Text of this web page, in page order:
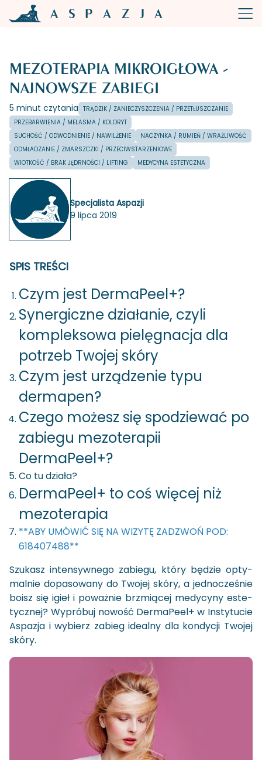
MEZOTERAPIA MIKROIGŁOWA -
NAJNOWSZE ZABIEGI
5 minut czytania TRĄDZIK / ZANIECZYSZCZENIA / PRZETŁUSZCZANIE
PRZEBARWIENIA / MELASMA / KOLORYT
SUCHOŚĆ / ODWODNIENIE / NAWILŻENIE
NACZYNKA / RUMIEŃ / WRAŻLIWOŚĆ
ODMŁADZANIE / ZMARSZCZKI / PRZECIWSTARZENIOWE
WIOTKOŚĆ / BRAK JĘDRNOŚCI / LIFTING
MEDYCYNA ESTETYCZNA
Specjalista Aspazji
9 lipca 2019
SPIS TREŚCI
Czym jest DermaPeel+?
Synergiczne działanie, czyli
kompleksowa pielęgnacja dla
potrzeb Twojej skóry
Czym jest urządzenie typu
dermapen?
Czego możesz się spodziewać po
zabiegu mezoterapii
DermaPeel+?
Co tu działa?
DermaPeel+ to coś więcej niż
mezoterapia
**ABY UMÓWIĆ SIĘ NA WIZYTĘ ZADZWOŃ POD:
618407488**
Szu­kasz in­ten­syw­ne­go za­bie­gu, który bę­dzie opty­
mal­nie do­pa­so­wa­ny do Two­jej skóry, a jed­no­cze­śnie
boisz się igieł i po­waż­nie brzmią­cej me­dy­cy­ny es­te­
tycz­nej? Wy­pró­buj no­wość Der­ma­Pe­el+ w In­sty­tu­cie
Aspa­zja i wy­bierz za­bieg ide­al­ny dla kon­dy­cji Two­jej
skóry.